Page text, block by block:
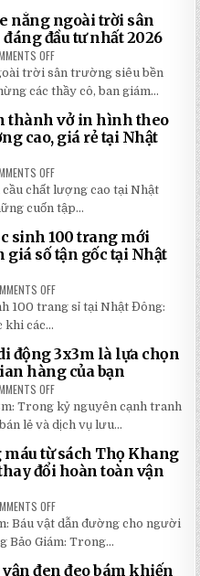
ĐỘNG
QUAY
TAY
TIẾT
2026:
5
BÍ
MẬT
GIÚP
BẠN
TIẾT
KHI
LẮP
ĐẶT
nắng ngoài trời sân
đầu tư nhất 2026
OFF
TOP
5
LOẠI
DÙ
CHE
NẮNG
NGOÀI
TRỜI
BỀN
ĐÁNG
ĐẦU
NHẤT
2026
trời sân trường siêu bền
các thầy cô, ban giám...
thành vở in hình theo
cao, giá rẻ tại Nhật
OFF
CHỈ
24H
ĐỂ
HOÀN
VỞ
IN
HÌNH
YÊU
CHẤT
LƯỢNG
RẺ
TẠI
NHẬT
ĐÔNG
chất lượng cao tại Nhật
cuốn tập...
sinh 100 trang mới
giá số tận gốc tại Nhật
OFF
BẢNG
GIÁ
100
TRANG
MỚI
2026:
GIẢM
GIÁ
SỐ
TẬN
GỐC
TẠI
NHẬT
100 trang sỉ tại Nhật Đông:
các...
động 3x3m là lựa chọn
hàng của bạn
OFF
5
LÝ
DO
NHÀ
BẠT
DI
ĐỘNG
3X3M
LỰA
HOÀN
HẢO
CHO
HÀNG
Trong kỷ nguyên cạnh tranh
lẻ và dịch vụ lưu...
máu từ sách Thọ Khang
đổi hoàn toàn vận
OFF
5
BÀI
HỌC
XƯƠNG
MÁU
TỪ
Báu vật dẫn đường cho người
Bảo Giám: Trong...
đen đeo bám khiến